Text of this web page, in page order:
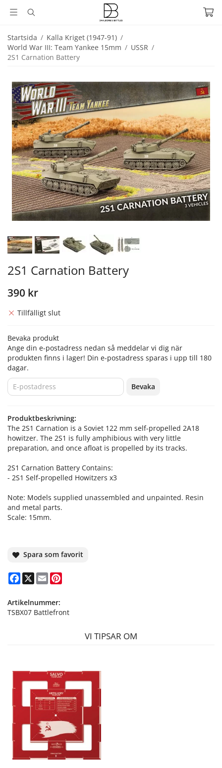
Startsida / Kalla Kriget (1947-91) /
World War III: Team Yankee 15mm / USSR /
2S1 Carnation Battery
2S1 Carnation Battery
390 kr
Tillfälligt slut
Bevaka produkt
Ange din e-postadress nedan så meddelar vi dig när
produkten finns i lager! Din e-postadress sparas i upp till 180
dagar.
Bevaka
Produktbeskrivning:
The 2S1 Carnation is a Soviet 122 mm self-propelled 2A18
howitzer. The 2S1 is fully amphibious with very little
preparation, and once afloat is propelled by its tracks.
2S1 Carnation Battery Contains:
- 2S1 Self-propelled Howitzers x3
Note: Models supplied unassembled and unpainted. Resin
and metal parts.
Scale: 15mm.
Spara som favorit
Facebook
X Email
Artikelnummer:
TSBX07 Battlefront
VI TIPSAR OM